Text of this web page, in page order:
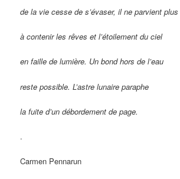
de la vie cesse de s’évaser,il ne parvient plus
à contenir les rêves et l’étoilement du ciel
en faille de lumière. Un bond hors de l’eau
reste possible. L’astre lunaire paraphe
la fuite d’un débordement de page.
.
Carmen Pennarun